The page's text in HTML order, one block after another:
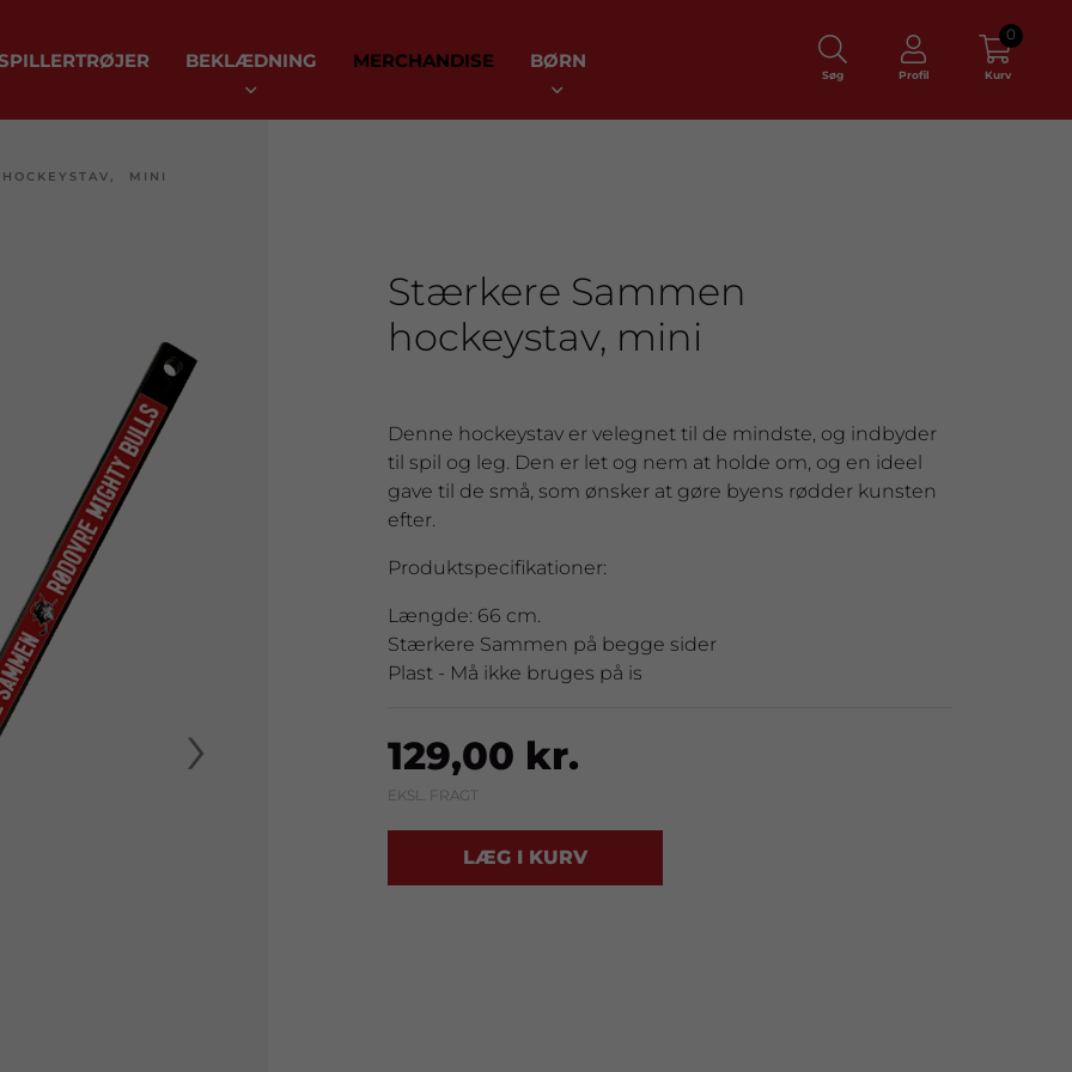
BEKLÆDNING MERCHANDISE BØRN
Søg Profil Kurv
0
MINI
›
Stærkere Sammen
hockeystav, mini
Denne hockeystav er velegnet til de mindste, og indbyder
til spil og leg. Den er let og nem at holde om, og en ideel
gave til de små, som ønsker at gøre byens rødder kunsten
efter.
Produktspecifikationer:
Længde: 66 cm.
Stærkere Sammen på begge sider
Plast - Må ikke bruges på is
129,00 kr.
EKSL. FRAGT
LÆG I KURV